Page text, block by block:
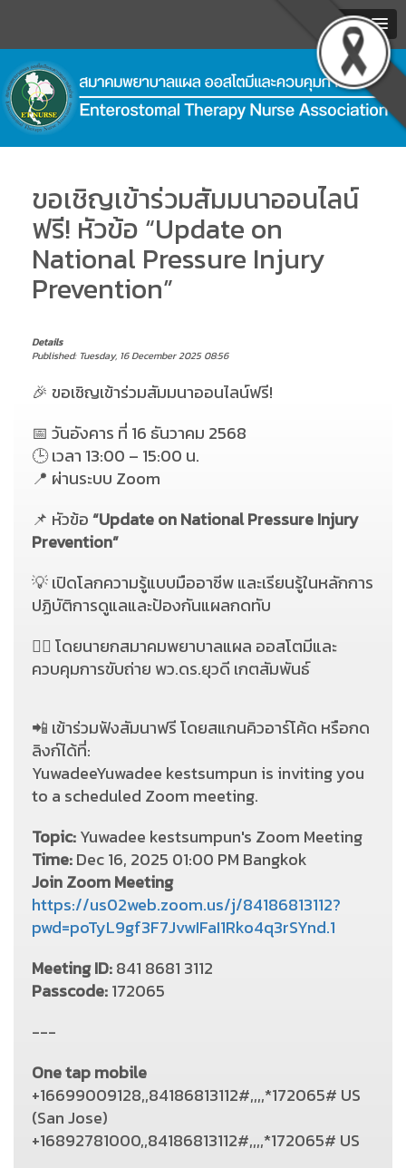
MENU
.
ขอเชิญเข้าร่วมสัมมนาออนไลน์
ฟรี! หัวข้อ “Update on
National Pressure Injury
Prevention”
Details
Published: Tuesday, 16 December 2025 08:56
🎉 ขอเชิญเข้าร่วมสัมมนาออนไลน์ฟรี!
📅 วันอังคาร ที่ 16 ธันวาคม 2568
🕒 เวลา 13:00 – 15:00 น.
📍 ผ่านระบบ Zoom
📌 หัวข้อ“Update on National Pressure Injury
Prevention”
💡 เปิดโลกความรู้แบบมืออาชีพ และเรียนรู้ในหลักการ
ปฏิบัติการดูแลและป้องกันแผลกดทับ
👩‍⚕️ โดยนายกสมาคมพยาบาลแผล ออสโตมีและ
ควบคุมการขับถ่าย พว.ดร.ยุวดี เกตสัมพันธ์
📲 เข้าร่วมฟังสัมนาฟรี โดยสแกนคิวอาร์โค้ด หรือกด
ลิงก์ได้ที่:
YuwadeeYuwadee kestsumpun is inviting you
to a scheduled Zoom meeting.
Topic:Yuwadee kestsumpun's Zoom Meeting
Time:Dec 16, 2025 01:00 PM Bangkok
Join Zoom Meeting
https://us02web.zoom.us/j/84186813112?
pwd=poTyL9gf3F7JvwIFaI1Rko4q3rSYnd.1
Meeting ID:841 8681 3112
Passcode:172065
---
One tap mobile
+16699009128,,84186813112#,,,,*172065# US
(San Jose)
+16892781000,,84186813112#,,,,*172065# US